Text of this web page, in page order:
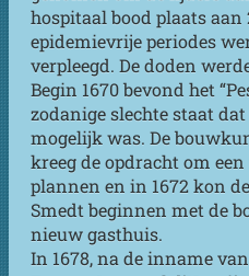
hospitaal bood plaats aan
epidemievrije periodes
verpleegd. De doden
Begin 1670 bevond het
zodanige slechte staat
mogelijk was. De
kreeg de opdracht om
plannen en in 1672 kon
Smedt beginnen met de
nieuw gasthuis.
In 1678, na de inname